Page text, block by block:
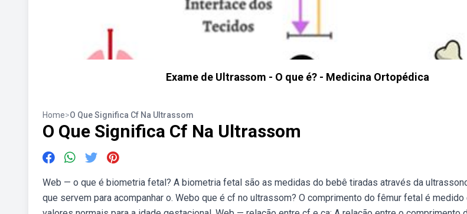
Exame de Ultrassom - O que é? - Medicina Ortopédica
Home>O Que Significa Cf Na Ultrassom
O Que Significa Cf Na Ultrassom
Web — o que é biometria fetal? A biometria fetal são as medidas do bebê tiradas através da
que servem para acompanhar o. Webo que é cf no ultrassom? O comprimento do fêmur fetal é